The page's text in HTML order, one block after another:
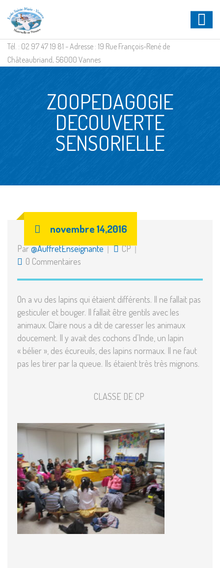
Tél. : 02 97 47 19 81 - Adresse : 19 Rue François-René de
Châteaubriand, 56000 Vannes
ZOOPEDAGOGIE
DECOUVERTE
SENSORIELLE
novembre 14,2016
Par@AuffretEnseignante
CP
0 Commentaires
On a vu des lapins qui étaient différents. Il ne fallait pas
gesticuler et bouger. Il fallait être gentils avec les
animaux. Claire nous a dit de caresser les animaux
doucement. Il y avait des cochons d’Inde, un lapin
« bélier », des écureuils, des lapins normaux. Il ne faut
pas les tirer par la queue. Ils étaient très très mignons.
CLASSE DE CP